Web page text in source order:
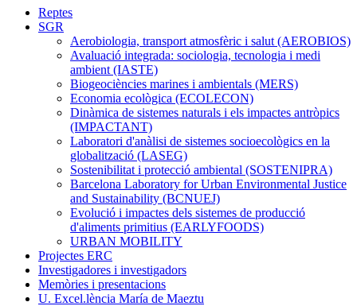
Reptes
SGR
Aerobiologia, transport atmosfèric i salut (AEROBIOS)
Avaluació integrada: sociologia, tecnologia i medi
ambient (IASTE)
Biogeociències marines i ambientals (MERS)
Economia ecològica (ECOLECON)
Dinàmica de sistemes naturals i els impactes antròpics
(IMPACTANT)
Laboratori d'anàlisi de sistemes socioecològics en la
globalització (LASEG)
Sostenibilitat i protecció ambiental (SOSTENIPRA)
Barcelona Laboratory for Urban Environmental Justice
and Sustainability (BCNUEJ)
Evolució i impactes dels sistemes de producció
d'aliments primitius (EARLYFOODS)
URBAN MOBILITY
Projectes ERC
Investigadores i investigadors
Memòries i presentacions
U. Excel.lència María de Maeztu